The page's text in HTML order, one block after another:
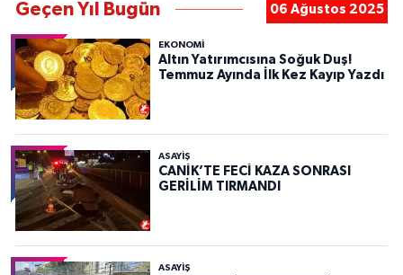
Geçen Yıl Bugün 06 Ağustos 2025
EKONOMİ
Altın Yatırımcısına Soğuk Duş!
Temmuz Ayında İlk Kez Kayıp Yazdı
ASAYIŞ
CANİK’TE FECİ KAZA SONRASI
GERİLİM TIRMANDI
ASAYIŞ